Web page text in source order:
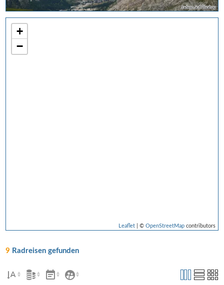
Jadejo auf Pixabay
+
−
Leaflet| © OpenStreetMapcontributors
9 Radreisen gefunden